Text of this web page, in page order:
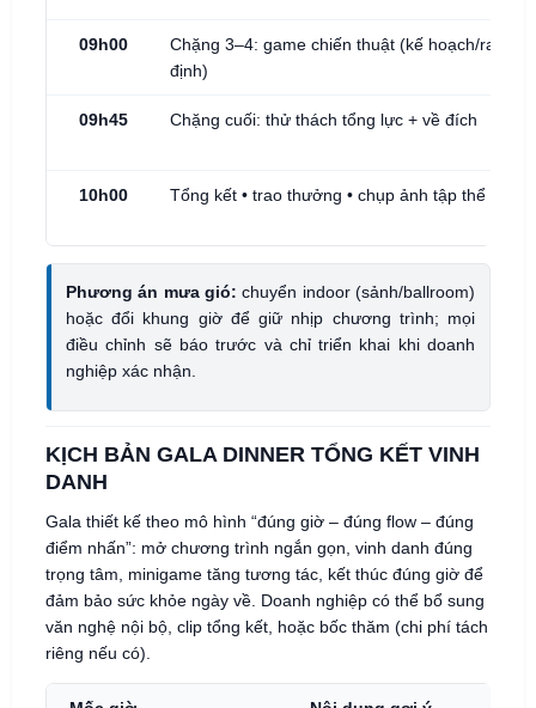
09h00
Chặng 3–4: game chiến thuật (kế hoạch/ra
định)
09h45 Chặng cuối: thử thách tổng lực + về đích
10h00 Tổng kết • trao thưởng • chụp ảnh tập thể
Phương án mưa gió: chuyển indoor (sảnh/ballroom)
hoặc đổi khung giờ để giữ nhịp chương trình; mọi
điều chỉnh sẽ báo trước và chỉ triển khai khi doanh
nghiệp xác nhận.
KỊCH BẢN GALA DINNER TỔNG KẾT VINH
DANH
Gala thiết kế theo mô hình “đúng giờ – đúng flow – đúng
điểm nhấn”: mở chương trình ngắn gọn, vinh danh đúng
trọng tâm, minigame tăng tương tác, kết thúc đúng giờ để
đảm bảo sức khỏe ngày về. Doanh nghiệp có thể bổ sung
văn nghệ nội bộ, clip tổng kết, hoặc bốc thăm (chi phí tách
riêng nếu có).